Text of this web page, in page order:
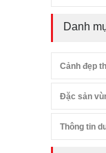
Danh
Cảnh đẹp
Đặc sản
Thông tin